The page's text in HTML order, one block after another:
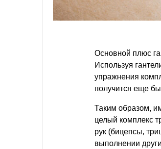
Основной плюс
Используя
упражнения
получится еще
Таким образом,
целый комплекс
рук (бицепсы,
выполнении